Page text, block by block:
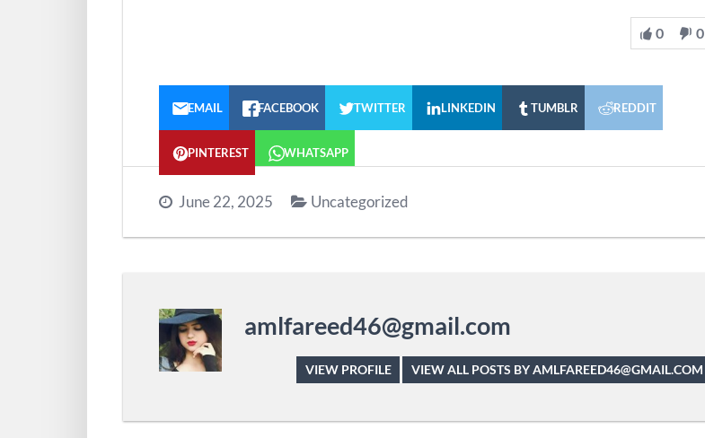
0 0
EMAIL FACEBOOK TWITTER LINKEDIN TUMBLR REDDIT
PINTEREST WHATSAPP
June 22, 2025 Uncategorized
amlfareed46@gmail.com
VIEW PROFILE VIEW ALL POSTS BY AMLFAREED46@GMAIL.COM